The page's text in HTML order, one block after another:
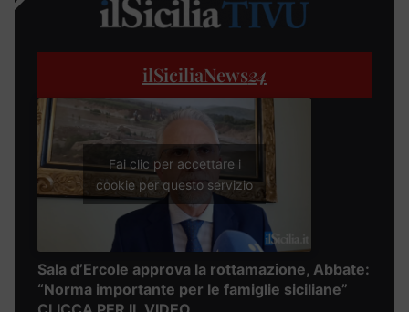
ilSiciliaNews24
Fai clic per accettare i
cookie per questo servizio
Sala d’Ercole approva la rottamazione, Abbate:
“Norma importante per le famiglie siciliane”